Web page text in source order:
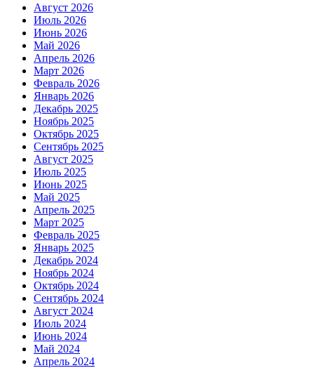
Август 2026
Июль 2026
Июнь 2026
Май 2026
Апрель 2026
Март 2026
Февраль 2026
Январь 2026
Декабрь 2025
Ноябрь 2025
Октябрь 2025
Сентябрь 2025
Август 2025
Июль 2025
Июнь 2025
Май 2025
Апрель 2025
Март 2025
Февраль 2025
Январь 2025
Декабрь 2024
Ноябрь 2024
Октябрь 2024
Сентябрь 2024
Август 2024
Июль 2024
Июнь 2024
Май 2024
Апрель 2024